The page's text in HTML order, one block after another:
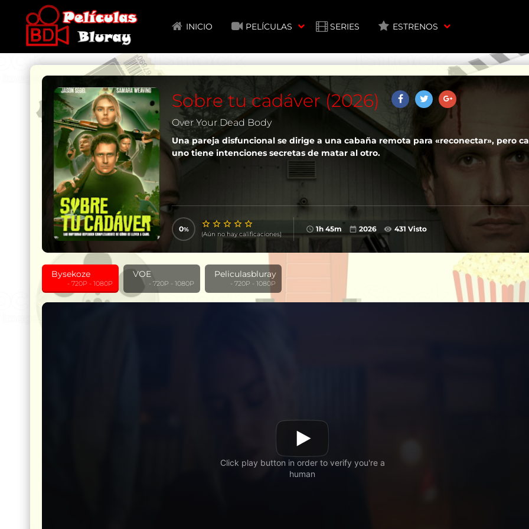
INICIO PELÍCULAS SERIES ESTRENOS
Sobre tu cadáver (2026)
Over Your Dead Body
Una pareja disfuncional se dirige a una cabaña remota para «reconectar», pero
uno tiene intenciones secretas de matar al otro.
0
(Aún no hay calificaciones)
1h 45m 2026 431 Visto
Bysekoze
‎ ‎ ‎ ‎ ‎ ‎ ‎ ‎ ‎ - 720P - 1080P
VOE
‎ ‎ ‎ ‎ ‎ ‎ ‎ ‎ ‎ - 720P - 1080P
Peliculasbluray
‎ ‎ ‎ ‎ ‎ ‎ ‎ ‎ ‎ - 720P - 1080P